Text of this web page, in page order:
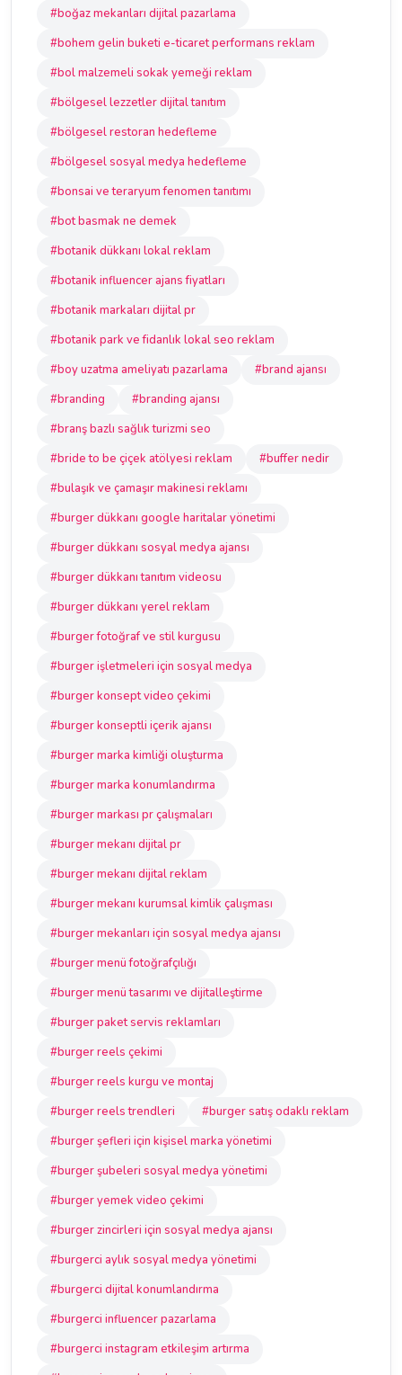
#boğaz mekanları dijital pazarlama
#bohem gelin buketi e-ticaret performans reklam
#bol malzemeli sokak yemeği reklam
#bölgesel lezzetler dijital tanıtım
#bölgesel restoran hedefleme
#bölgesel sosyal medya hedefleme
#bonsai ve teraryum fenomen tanıtımı
#bot basmak ne demek
#botanik dükkanı lokal reklam
#botanik influencer ajans fiyatları
#botanik markaları dijital pr
#botanik park ve fidanlık lokal seo reklam
#boy uzatma ameliyatı pazarlama
#brand ajansı
#branding
#branding ajansı
#branş bazlı sağlık turizmi seo
#bride to be çiçek atölyesi reklam
#buffer nedir
#bulaşık ve çamaşır makinesi reklamı
#burger dükkanı google haritalar yönetimi
#burger dükkanı sosyal medya ajansı
#burger dükkanı tanıtım videosu
#burger dükkanı yerel reklam
#burger fotoğraf ve stil kurgusu
#burger işletmeleri için sosyal medya
#burger konsept video çekimi
#burger konseptli içerik ajansı
#burger marka kimliği oluşturma
#burger marka konumlandırma
#burger markası pr çalışmaları
#burger mekanı dijital pr
#burger mekanı dijital reklam
#burger mekanı kurumsal kimlik çalışması
#burger mekanları için sosyal medya ajansı
#burger menü fotoğrafçılığı
#burger menü tasarımı ve dijitalleştirme
#burger paket servis reklamları
#burger reels çekimi
#burger reels kurgu ve montaj
#burger reels trendleri
#burger satış odaklı reklam
#burger şefleri için kişisel marka yönetimi
#burger şubeleri sosyal medya yönetimi
#burger yemek video çekimi
#burger zincirleri için sosyal medya ajansı
#burgerci aylık sosyal medya yönetimi
#burgerci dijital konumlandırma
#burgerci influencer pazarlama
#burgerci instagram etkileşim artırma